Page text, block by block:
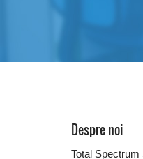
Despre noi
Total